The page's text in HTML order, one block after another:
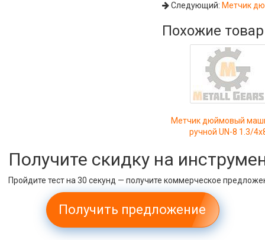
Следующий: Метчик
Похожие
Метчик дюймовый
ручной UN-8 1.3/
Получите скидку на
Пройдите тест на 30 секунд — получите коммерческое
Получить предложение